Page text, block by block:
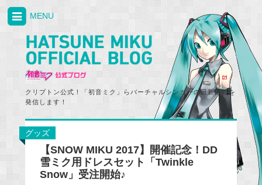
クリプトン公式！「初音ミク」らバーチャルシンガーの最新情報を
発信します！
MENU
グッズ
【SNOW MIKU 2017】開催記念！DD
雪ミク用ドレスセット「Twinkle
Snow」受注開始♪